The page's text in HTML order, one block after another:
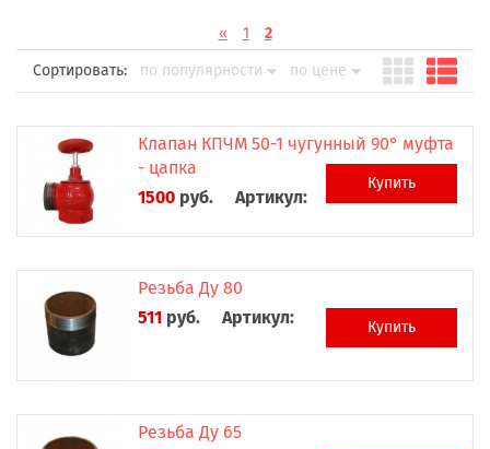
« 1 2
Сортировать: по популярности по цене
Клапан КПЧМ 50-1 чугунный 90° муфта
- цапка
1500 руб. Артикул:
Купить
Резьба Ду 80
511 руб. Артикул: Купить
Резьба Ду 65